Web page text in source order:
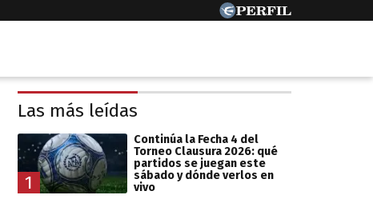
Las más leídas
1
Continúa la Fecha 4 del
Torneo Clausura 2026: qué
partidos se juegan este
sábado y dónde verlos en
vivo